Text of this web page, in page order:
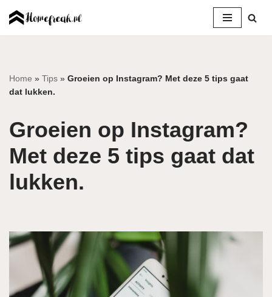
inhoud
Home » Tips » Groeien op Instagram? Met deze 5 tips gaat
dat lukken.
Groeien op Instagram?
Met deze 5 tips gaat dat
lukken.